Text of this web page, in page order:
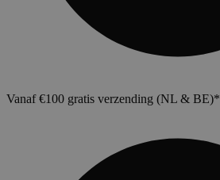
Vanaf €100 gratis verzending (NL & BE)*